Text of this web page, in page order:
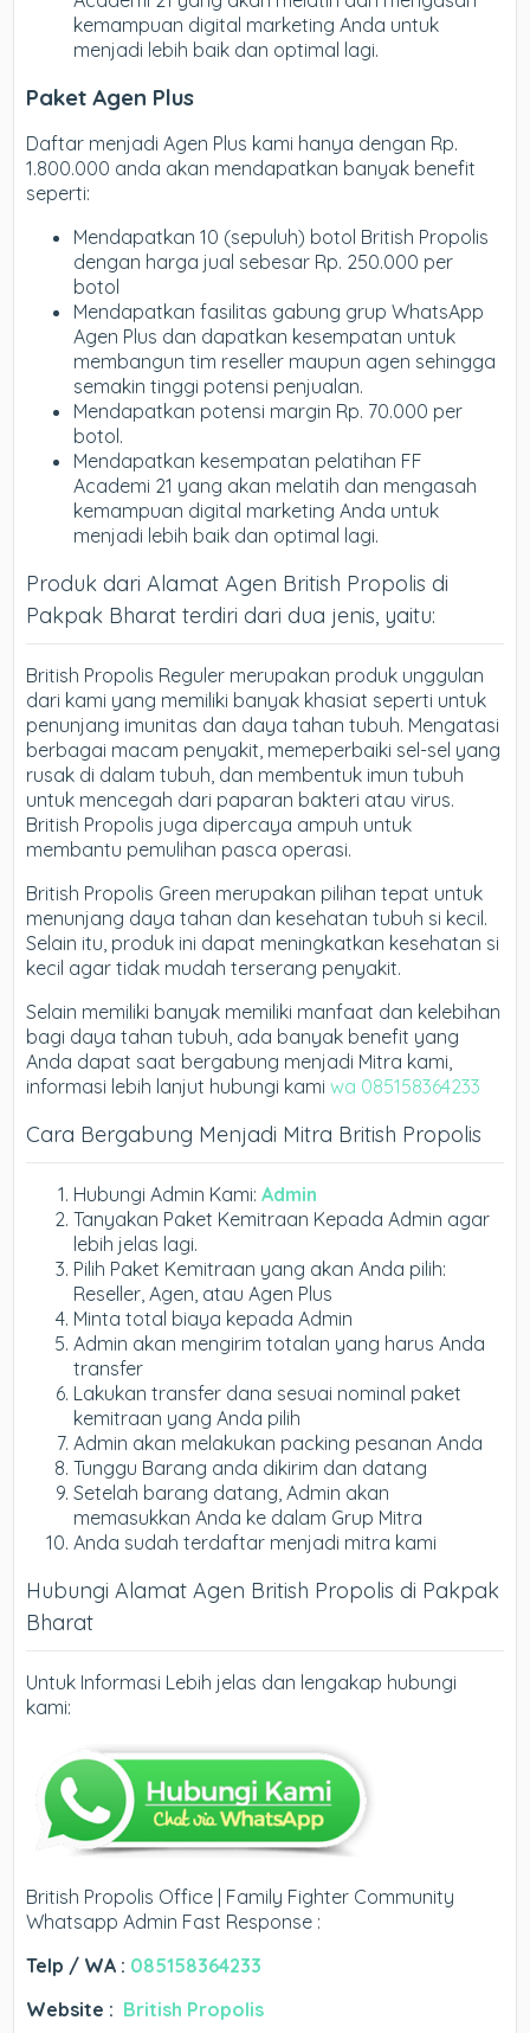
kemampuan digital marketing Anda untuk
menjadi lebih baik dan optimal lagi.
Paket Agen Plus
Daftar menjadi Agen Plus kami hanya dengan Rp.
1.800.000 anda akan mendapatkan banyak benefit
seperti:
Mendapatkan 10 (sepuluh) botol British Propolis
dengan harga jual sebesar Rp. 250.000 per
botol
Mendapatkan fasilitas gabung grup WhatsApp
Agen Plus dan dapatkan kesempatan untuk
membangun tim reseller maupun agen sehingga
semakin tinggi potensi penjualan.
Mendapatkan potensi margin Rp. 70.000 per
botol.
Mendapatkan kesempatan pelatihan FF
Academi 21 yang akan melatih dan mengasah
kemampuan digital marketing Anda untuk
menjadi lebih baik dan optimal lagi.
Produk dari Alamat Agen British Propolis di
Pakpak Bharat terdiri dari dua jenis, yaitu:
British Propolis Reguler merupakan produk unggulan
dari kami yang memiliki banyak khasiat seperti untuk
penunjang imunitas dan daya tahan tubuh. Mengatasi
berbagai macam penyakit, memeperbaiki sel-sel yang
rusak di dalam tubuh, dan membentuk imun tubuh
untuk mencegah dari paparan bakteri atau virus.
British Propolis juga dipercaya ampuh untuk
membantu pemulihan pasca operasi.
British Propolis Green merupakan pilihan tepat untuk
menunjang daya tahan dan kesehatan tubuh si kecil.
Selain itu, produk ini dapat meningkatkan kesehatan si
kecil agar tidak mudah terserang penyakit.
Selain memiliki banyak memiliki manfaat dan kelebihan
bagi daya tahan tubuh, ada banyak benefit yang
Anda dapat saat bergabung menjadi Mitra kami,
informasi lebih lanjut hubungi kamiwa 085158364233
Cara Bergabung Menjadi Mitra British Propolis
Hubungi Admin Kami:Admin
Tanyakan Paket Kemitraan Kepada Admin agar
lebih jelas lagi.
Pilih Paket Kemitraan yang akan Anda pilih:
Reseller, Agen, atau Agen Plus
Minta total biaya kepada Admin
Admin akan mengirim totalan yang harus Anda
transfer
Lakukan transfer dana sesuai nominal paket
kemitraan yang Anda pilih
Admin akan melakukan packing pesanan Anda
Tunggu Barang anda dikirim dan datang
Setelah barang datang, Admin akan
memasukkan Anda ke dalam Grup Mitra
Anda sudah terdaftar menjadi mitra kami
Hubungi Alamat Agen British Propolis di Pakpak
Bharat
Untuk Informasi Lebih jelas dan lengakap hubungi
kami:
British Propolis Office | Family Fighter Community
Whatsapp Admin Fast Response :
Telp / WA : 085158364233
Website : British Propolis